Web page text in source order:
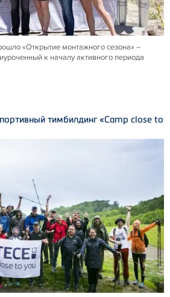
«Открытие монтажного сезона» –
к началу активного периода
тимбилдинг «Camp close to